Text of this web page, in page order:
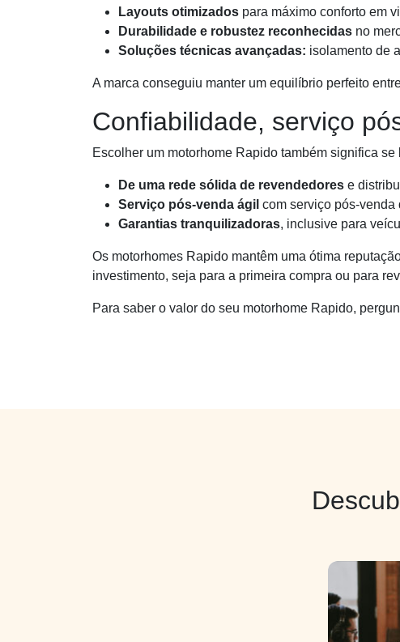
Layouts otimizados para máximo conforto em
Durabilidade e robustez reconhecidas no
Soluções técnicas avançadas: isolamento de
A marca conseguiu manter um equilíbrio perfeito
Confiabilidade, serviço
Escolher um motorhome Rapido também significa se
De uma rede sólida de revendedores e
Serviço pós-venda ágil com serviço pós-venda
Garantias tranquilizadoras, inclusive para
Os motorhomes Rapido mantêm uma ótima
investimento, seja para a primeira compra ou para
Para saber o valor do seu motorhome Rapido,